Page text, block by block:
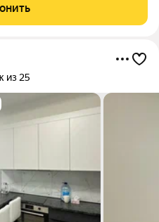
Доме «Южные Кварталы» от
с
из 25